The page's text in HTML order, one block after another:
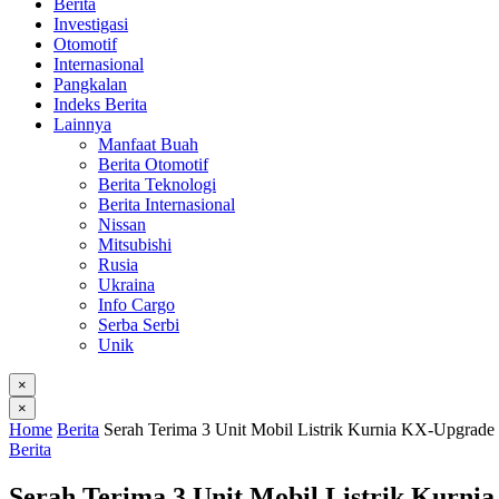
Berita
Investigasi
Otomotif
Internasional
Pangkalan
Indeks Berita
Lainnya
Manfaat Buah
Berita Otomotif
Berita Teknologi
Berita Internasional
Nissan
Mitsubishi
Rusia
Ukraina
Info Cargo
Serba Serbi
Unik
×
×
Home Berita Serah Terima 3 Unit Mobil Listrik Kurnia KX-Upgrade
Berita